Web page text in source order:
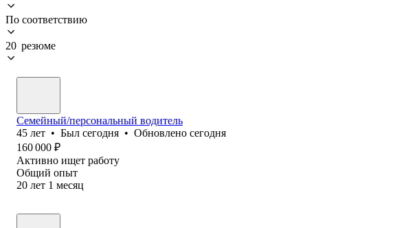
По соответствию
20 резюме
Семейный/персональный водитель
45 лет • Был сегодня • Обновлено сегодня
160 000 ₽
Активно ищет работу
Общий опыт
20 лет 1 месяц